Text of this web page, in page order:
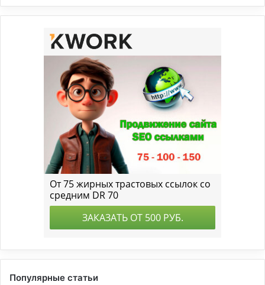
Популярные статьи